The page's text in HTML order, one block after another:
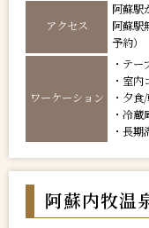
アクセス
阿蘇駅
阿蘇駅
予約）
ワーケーション
・テ
・室
・夕
・冷蔵
・長
阿蘇内牧温